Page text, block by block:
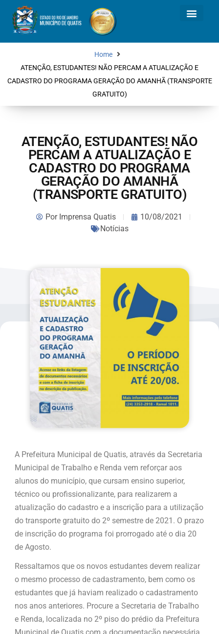
Home
ATENÇÃO, ESTUDANTES! NÃO PERCAM A ATUALIZAÇÃO E
CADASTRO DO PROGRAMA GERAÇÃO DO AMANHÃ (TRANSPORTE
GRATUITO)
ATENÇÃO, ESTUDANTES! NÃO
PERCAM A ATUALIZAÇÃO E
CADASTRO DO PROGRAMA
GERAÇÃO DO AMANHÃ
(TRANSPORTE GRATUITO)
PorImprensa Quatis
10/08/2021
Notícias
A Prefeitura Municipal de Quatis, através da Secretaria
Municipal de Trabalho e Renda vem reforçar aos
alunos do município, que cursam ensino superior,
técnico ou profissionalizante, para realizarem a
atualização do cadastro e a inscrição para a utilização
do transporte gratuito do 2º semestre de 2021. O prazo
de inscrição do programa foi prorrogado até o dia 20
de Agosto.
Ressaltamos que os novos estudantes devem realizar
o mesmo processo de cadastramento, bem como os
estudantes que já haviam realizado o cadastramento
nos anos anteriores. Procure a Secretaria de Trabalho
e Renda, localizada no 2º piso do prédio da Prefeitura